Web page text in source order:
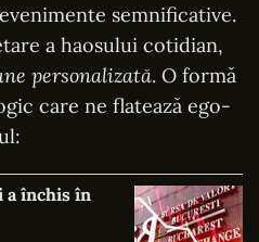
semnificative.
a haosului cotidian,
personalizată. O formă
care ne flatează ego-
a închis în